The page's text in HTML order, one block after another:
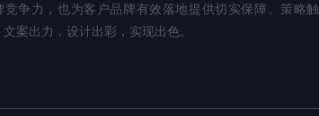
竞争力，也为客户品牌有效落地提供切实保障。策略触
文案出力，设计出彩，实现出色。